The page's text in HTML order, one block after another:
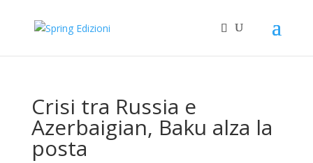
Crisi tra Russia e
Azerbaigian, Baku alza la
posta